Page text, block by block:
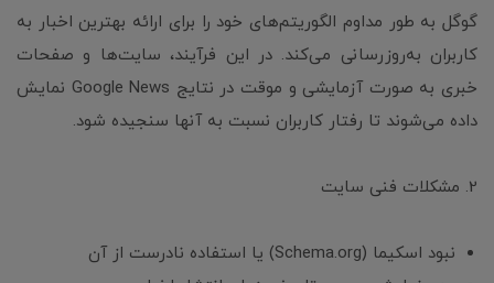
گوگل به طور مداوم الگوریتم‌های خود را برای ارائه بهترین اخبار به
کاربران به‌روزرسانی می‌کند. در این فرآیند، سایت‌ها و صفحات
خبری به صورت آزمایشی و موقت در نتایج Google News نمایش
داده می‌شوند تا رفتار کاربران نسبت به آنها سنجیده شود.
2. مشکلات فنی سایت
نبود اسکیما (Schema.org) یا استفاده نادرست از آن